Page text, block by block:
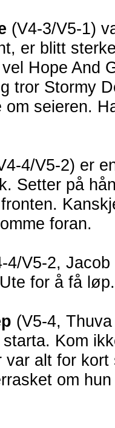
(V4-3/V5-1)
er blitt
Hope And
tror Stormy
seieren.
4/V5-2) er
Setter på
foran.
4/V5-2,
for å få løp.
(V5-4, Thuva
Kom
var alt for kort
om